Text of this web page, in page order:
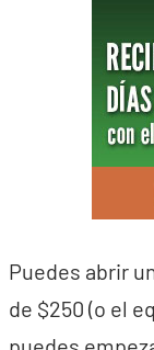
Puedes abrir
de $250 (o el